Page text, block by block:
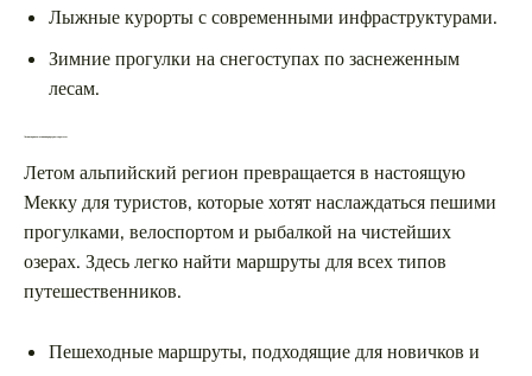
Лыжные курорты с современными инфраструктурами.
Зимние прогулки на снегоступах по заснеженным
лесам.
Летние приключения и природные красоты
Летом альпийский регион превращается в настоящую
Мекку для туристов, которые хотят наслаждаться пешими
прогулками, велоспортом и рыбалкой на чистейших
озерах. Здесь легко найти маршруты для всех типов
путешественников.
Пешеходные маршруты, подходящие для новичков и